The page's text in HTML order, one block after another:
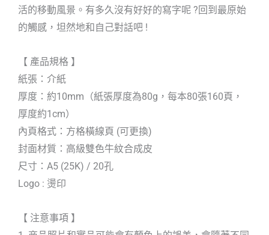
活的移動風景。有多久沒有好好的寫字呢 ?回到最原始
的觸感，坦然地和自己對話吧 !
【 產品規格 】
紙張：介紙
厚度：約10mm（紙張厚度為80g，每本80張160頁，
厚度約1cm）
內頁格式：方格橫線頁 (可更換)
封面材質：高級雙色牛紋合成皮
尺寸：A5 (25K) / 20孔
Logo : 燙印
【 注意事項 】